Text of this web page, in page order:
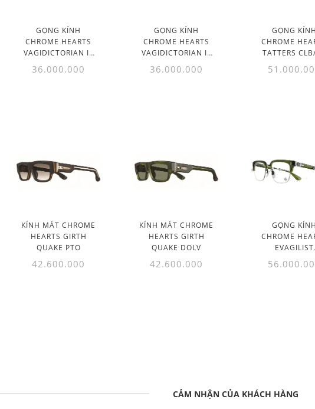
GỌNG KÍNH
CHROME HEARTS
VAGIDICTORIAN III
MBK
36.000.000
GỌNG KÍNH
CHROME HEARTS
VAGIDICTORIAN III
CB
36.000.000
GỌNG KÍNH
CHROME
TATTERS
KÍNH MÁT CHROME
HEARTS GIRTH
QUAKE PTO
42.600.000
KÍNH MÁT CHROME
HEARTS GIRTH
QUAKE DOLV
42.600.000
GỌNG KÍNH
CHROME
EVAGILIST
DOLV/
CẢM NHẬN CỦA KHÁCH HÀNG